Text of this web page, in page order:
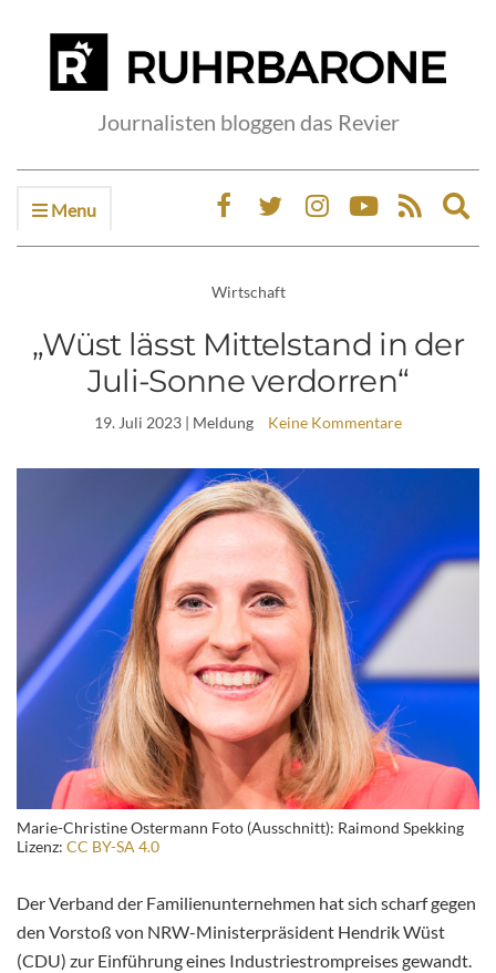
Journalisten bloggen das Revier
Menu
Wirtschaft
„Wüst lässt Mittelstand in der
Juli-Sonne verdorren“
19. Juli 2023 | Meldung Keine Kommentare
Marie-Christine Ostermann Foto (Ausschnitt): Raimond Spekking
Lizenz: CC BY-SA 4.0
Der Verband der Familienunternehmen hat sich scharf gegen
den Vorstoß von NRW-Ministerpräsident Hendrik Wüst
(CDU) zur Einführung eines Industriestrompreises gewandt.